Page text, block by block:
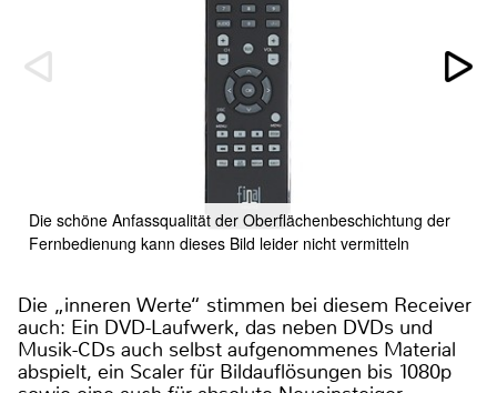
Die schöne Anfassqualität der Oberflächenbeschichtung der
Fernbedienung kann dieses Bild leider nicht vermitteln
Die „inneren Werte“ stimmen bei diesem Receiver
auch: Ein DVD-Laufwerk, das neben DVDs und
Musik-CDs auch selbst aufgenommenes Material
abspielt, ein Scaler für Bildauflösungen bis 1080p